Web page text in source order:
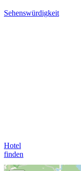
Sehenswürdigkeit
Hotel
finden